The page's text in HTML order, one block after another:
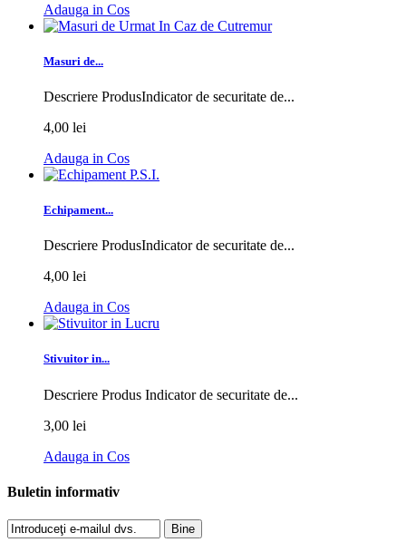
Adauga in Cos
Masuri de...
Descriere ProdusIndicator de securitate de...
4,00 lei
Adauga in Cos
Echipament...
Descriere ProdusIndicator de securitate de...
4,00 lei
Adauga in Cos
Stivuitor in...
Descriere Produs Indicator de securitate de...
3,00 lei
Adauga in Cos
Buletin informativ
Bine